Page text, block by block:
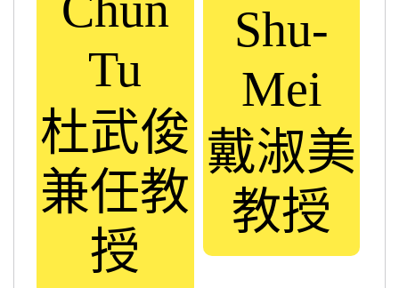
Tu
杜武俊
兼任教
授
Shu-
Mei
戴淑美
教授